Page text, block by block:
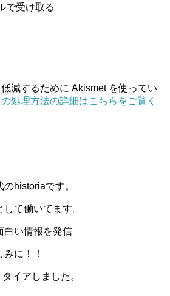
で受け取る
減するために Akismet を使ってい
処理方法の詳細はこちらをご覧く
historiaです。
て働いてます。
白い情報を発信
に！！
イアしました。